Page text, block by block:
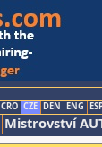
CRO CZE DEN ENG
Mistrovství